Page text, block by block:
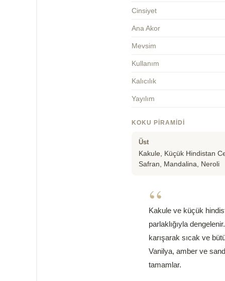
Cinsiyet
Ana Akor
Mevsim
Kullanım
Kalıcılık
Yayılım
KOKU PIRAMIDI
Üst
Kakule, Küçük Hindistan
Safran, Mandalina, Neroli
“
Kakule ve küçük
parlaklığıyla
karışarak sıcak ve
Vanilya, amber ve
tamamlar.